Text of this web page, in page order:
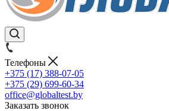
Телефоны
+375 (17) 388-07-05
+375 (29) 699-60-34
office@globaltest.by
Заказать звонок